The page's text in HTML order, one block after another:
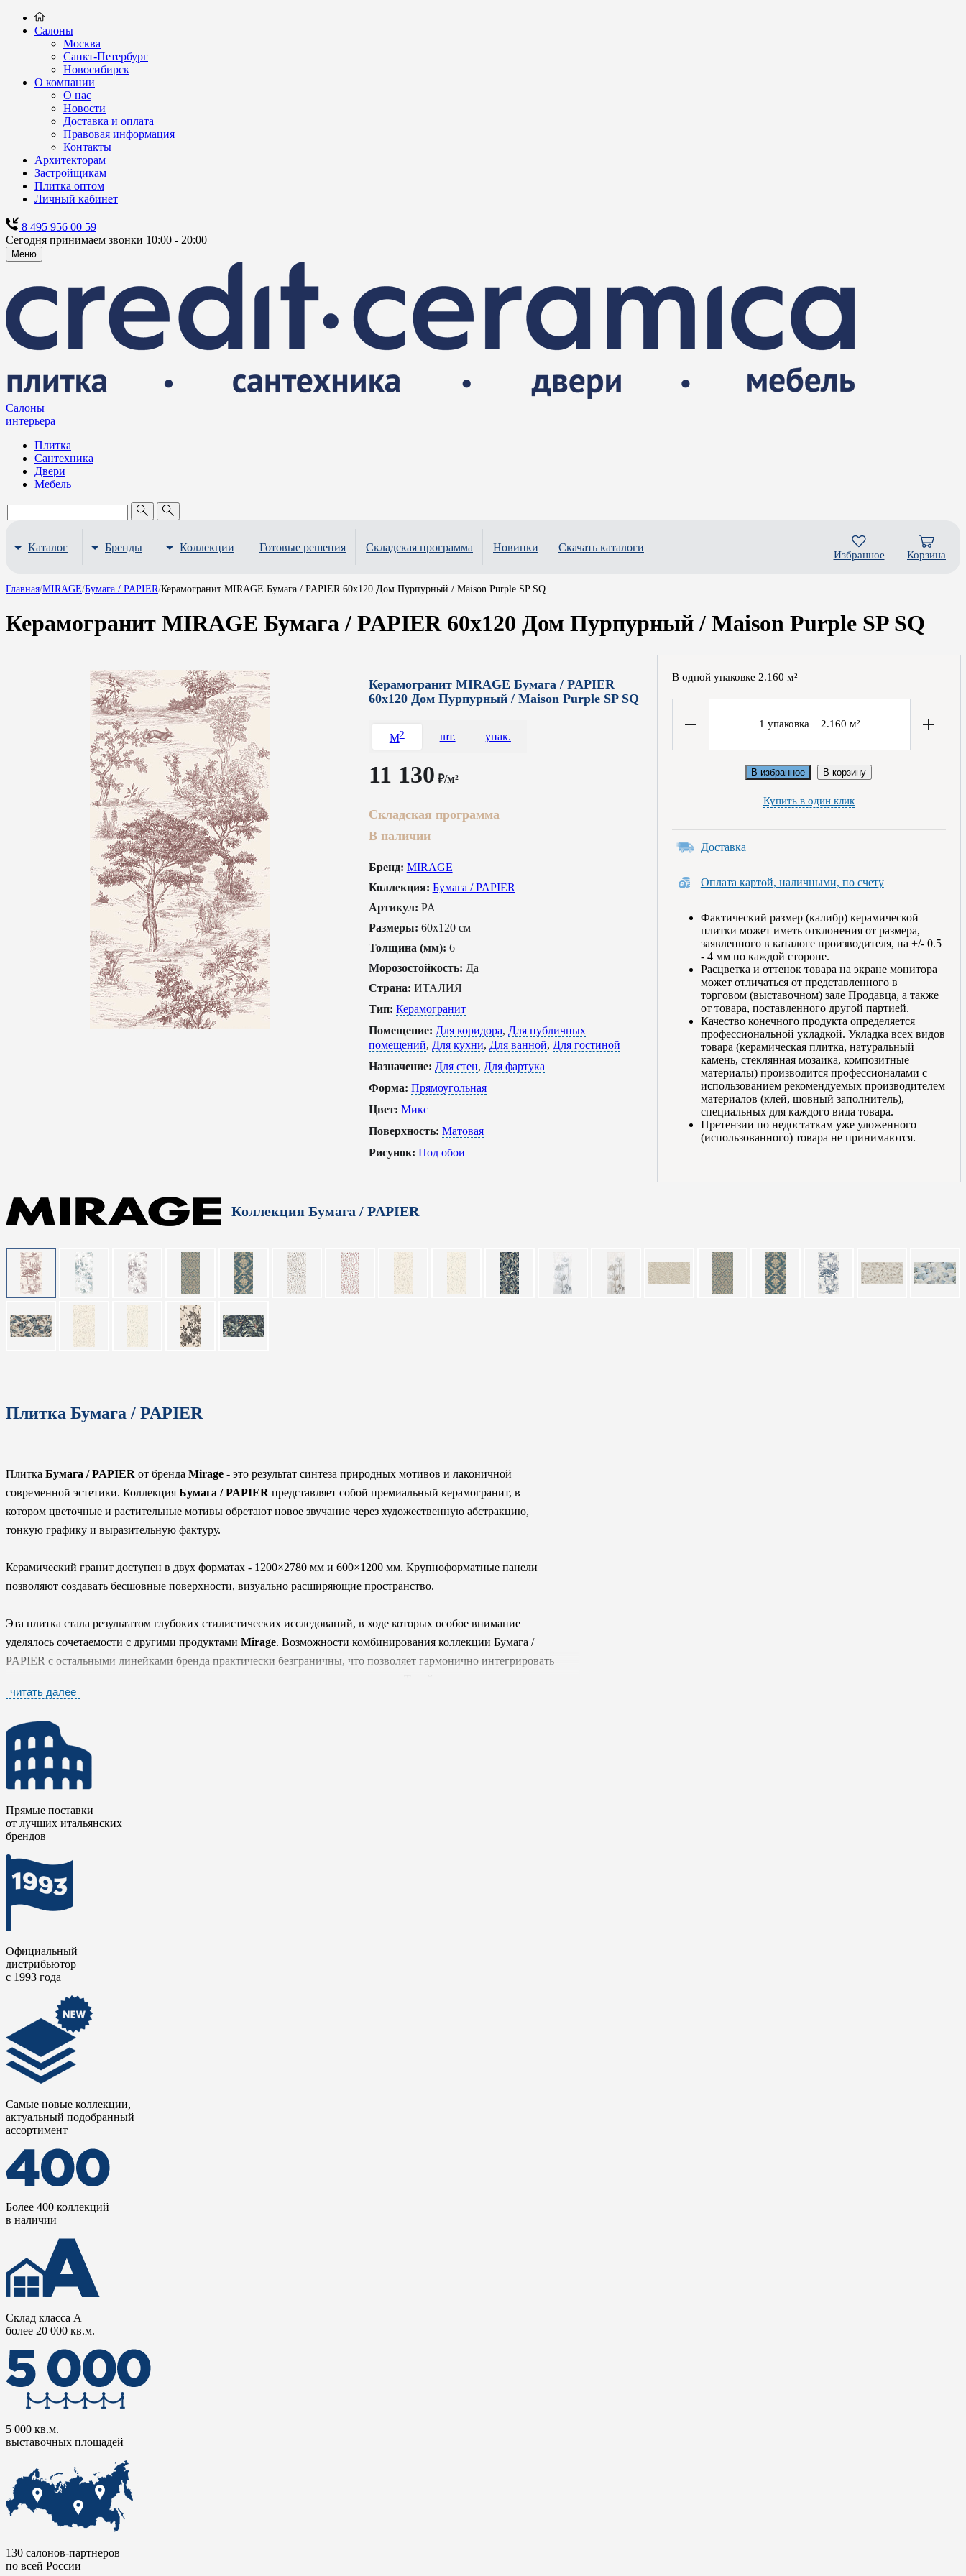
Салоны
Москва
Санкт-Петербург
Новосибирск
О компании
О нас
Новости
Доставка и оплата
Правовая информация
Контакты
Архитекторам
Застройщикам
Плитка оптом
Личный кабинет
8 495 956 00 59
Сегодня принимаем звонки 10:00 - 20:00
Меню
Салоны
интерьера
Плитка
Сантехника
Двери
Мебель
Каталог Бренды Коллекции Готовые решения Складская программа Новинки Скачать каталоги
Избранное Корзина
Главная/MIRAGE/Бумага / PAPIER/Керамогранит MIRAGE Бумага / PAPIER 60x120 Дом Пурпурный / Maison Purple SP SQ
Керамогранит MIRAGE Бумага / PAPIER 60x120 Дом Пурпурный / Maison Purple SP SQ
Керамогранит MIRAGE Бумага / PAPIER
60x120 Дом Пурпурный / Maison Purple SP SQ
M2 шт. упак.
11 130 ₽/м²
Складская программа
В наличии
Бренд: MIRAGE
Коллекция: Бумага / PAPIER
Артикул: PA
Размеры: 60x120 см
Толщина (мм): 6
Морозостойкость: Да
Страна: ИТАЛИЯ
Тип: Керамогранит
Помещение: Для коридора, Для публичных
помещений, Для кухни, Для ванной, Для гостиной
Назначение: Для стен, Для фартука
Форма: Прямоугольная
Цвет: Микс
Поверхность: Матовая
Рисунок: Под обои
В одной упаковке 2.160 м²
1 упаковка = 2.160 м²
В избранное В корзину
Купить в один клик
Доставка
Оплата картой, наличными, по счету
Фактический размер (калибр) керамической
плитки может иметь отклонения от размера,
заявленного в каталоге производителя, на +/- 0.5
- 4 мм по каждой стороне.
Расцветка и оттенок товара на экране монитора
может отличаться от представленного в
торговом (выставочном) зале Продавца, а также
от товара, поставленного другой партией.
Качество конечного продукта определяется
профессиональной укладкой. Укладка всех видов
товара (керамическая плитка, натуральный
камень, стеклянная мозаика, композитные
материалы) производится профессионалами с
использованием рекомендуемых производителем
материалов (клей, шовный заполнитель),
специальных для каждого вида товара.
Претензии по недостаткам уже уложенного
(использованного) товара не принимаются.
Коллекция Бумага / PAPIER
Плитка Бумага / PAPIER
Плитка Бумага / PAPIER от бренда Mirage - это результат синтеза природных мотивов и лаконичной
современной эстетики. Коллекция Бумага / PAPIER представляет собой премиальный керамогранит, в
котором цветочные и растительные мотивы обретают новое звучание через художественную абстракцию,
тонкую графику и выразительную фактуру.
Керамический гранит доступен в двух форматах - 1200×2780 мм и 600×1200 мм. Крупноформатные панели
позволяют создавать бесшовные поверхности, визуально расширяющие пространство.
Эта плитка стала результатом глубоких стилистических исследований, в ходе которых особое внимание
уделялось сочетаемости с другими продуктами Mirage. Возможности комбинирования коллекции Бумага /
PAPIER с остальными линейками бренда практически безграничны, что позволяет гармонично интегрировать
атмосферу каждого проекта, предлагая дизайнеру не просто отделочный материал, а инструмент для создания
читать далее
Прямые поставки
от лучших итальянских
брендов
Официальный
дистрибьютор
с 1993 года
Самые новые коллекции,
актуальный подобранный
ассортимент
Более 400 коллекций
в наличии
Склад класса А
более 20 000 кв.м.
5 000 кв.м.
выставочных площадей
130 салонов-партнеров
по всей России